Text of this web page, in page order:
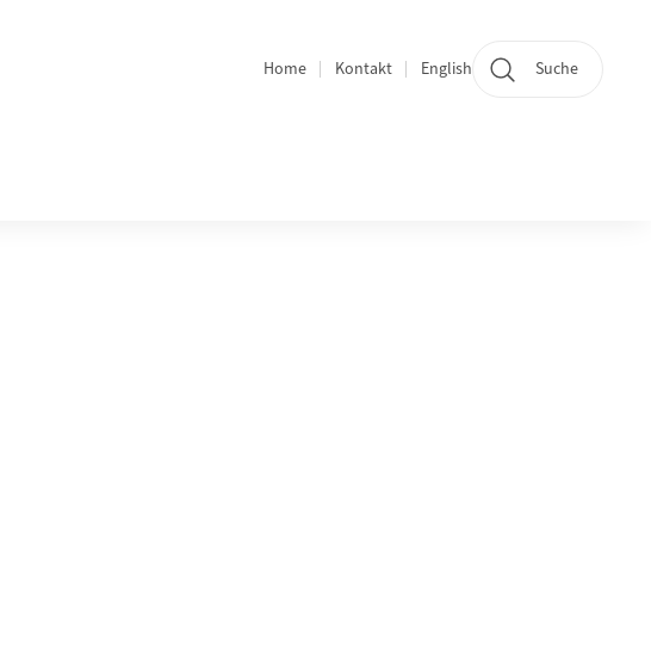
Quicklinks
Home Kontakt English Suche